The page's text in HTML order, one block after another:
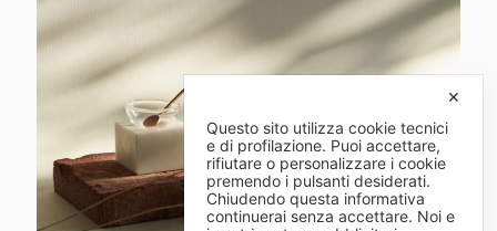
✕
Questo sito utilizza cookie tecnici
e di profilazione. Puoi accettare,
rifiutare o personalizzare i cookie
premendo i pulsanti desiderati.
Chiudendo questa informativa
continuerai senza accettare. Noi e